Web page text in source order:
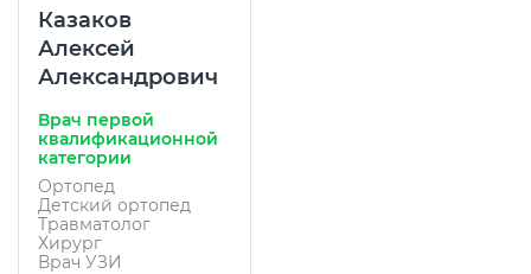
Казаков
Алексей
Александрович
Врач первой
квалификационной
категории
Ортопед
Детский ортопед
Травматолог
Хирург
Врач УЗИ